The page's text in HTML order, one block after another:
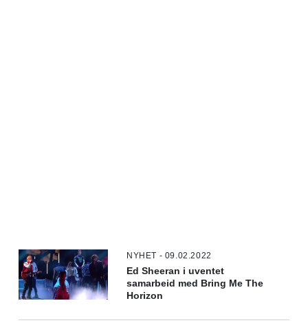
NYHET - 09.02.2022
Ed Sheeran i uventet
samarbeid med Bring Me The
Horizon